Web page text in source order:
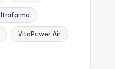
VitaPower Air